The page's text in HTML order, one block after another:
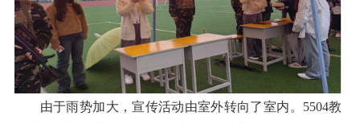
由于雨势加大，宣传活动由室外转向了室内。 5504教